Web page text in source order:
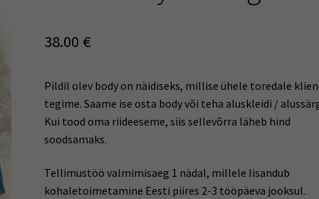
38.00 €
Pildil olev body on näidiseks, millise ühele toredale
tegime. Saame ise osta body või teha aluskleidi /
Kui tood oma riideeseme, siis sellevõrra läheb hind
soodsamaks.
Tellimustöö valmimisaeg 1 nädal, millele lisandub
kohaletoimetamine Eesti piires 2-3 tööpäeva jooksul.